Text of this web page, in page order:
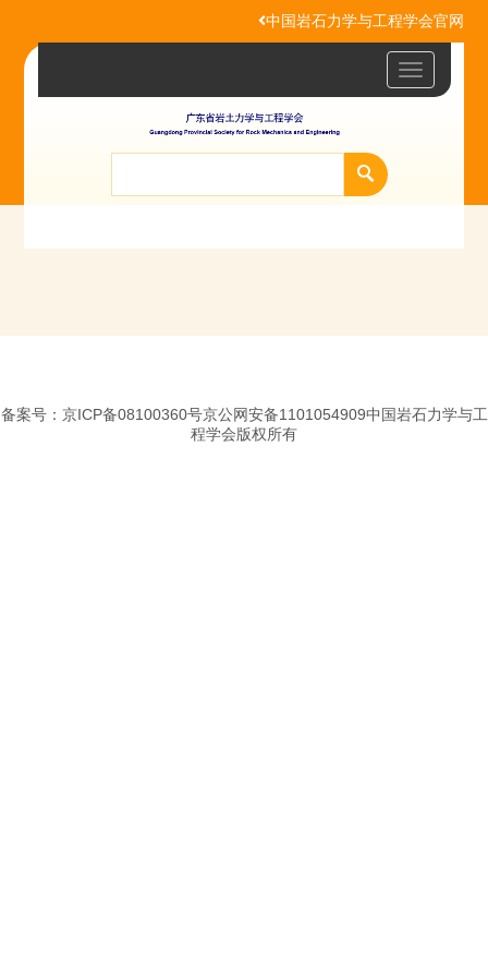
中国岩石力学与工程学会官网
Toggle
备案号：京ICP备08100360号京公网安备1101054909中国岩石力学与工
程学会版权所有